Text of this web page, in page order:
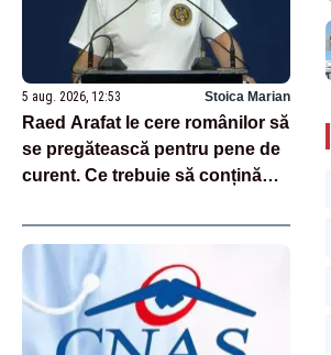
5 aug. 2026, 12:53 Stoica Marian
Raed Arafat le cere românilor să
se pregătească pentru pene de
curent. Ce trebuie să conțină